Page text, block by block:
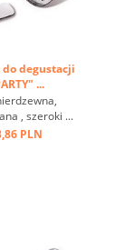
degustacji
...
, szeroki ...
PLN